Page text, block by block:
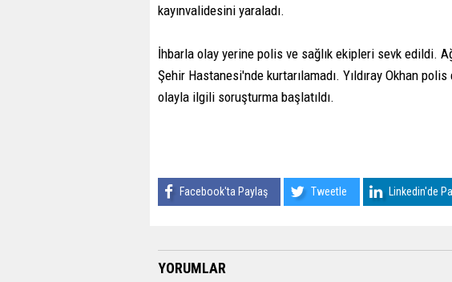
kayınvalidesini yaraladı.
İhbarla olay yerine polis ve sağlık ekipleri sevk edildi.
Şehir Hastanesi'nde kurtarılamadı. Yıldıray Okhan
olayla ilgili soruşturma başlatıldı.
Facebook'ta Paylaş Tweetle Linkedin'de
YORUMLAR